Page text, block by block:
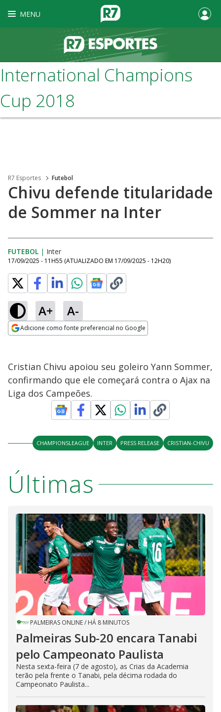
MENU
International Champions
Cup 2018
R7 Esportes Futebol
Chivu defende titularidade
de Sommer na Inter
FUTEBOL | Inter
17/09/2025 - 11H55 (ATUALIZADO EM 17/09/2025 - 12H20)
A+ A-
Adicione como fonte preferencial no Google
Cristian Chivu apoiou seu goleiro Yann Sommer,
confirmando que ele começará contra o Ajax na
Liga dos Campeões.
CHAMPIONSLEAGUE INTER PRESS RELEASE CRISTIAN-CHIVU
Últimas
PALMEIRAS ONLINE/ HÁ 8 MINUTOS
Palmeiras Sub-20 encara Tanabi
pelo Campeonato Paulista
Nesta sexta-feira (7 de agosto), as Crias da Academia
terão pela frente o Tanabi, pela décima rodada do
Campeonato Paulista...